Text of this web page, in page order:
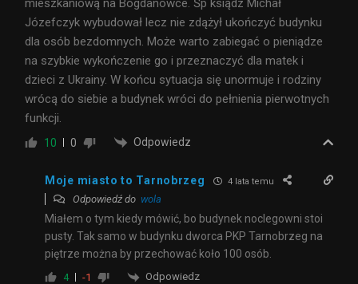
mieszkaniową na Bogdanówce. Śp ksiądz Michał
Józefczyk wybudował lecz nie zdążył ukończyć budynku
dla osób bezdomnych. Może warto zabiegać o pieniądze
na szybkie wykończenie go i przeznaczyć dla matek i
dzieci z Ukrainy. W końcu sytuacja się unormuje i rodziny
wrócą do siebie a budynek wróci do pełnienia pierwotnych
funkcji.
10 0 Odpowiedz
Moje miasto to Tarnobrzeg 4 lata temu
Odpowiedź do wola
Miałem o tym kiedy mówić, bo budynek noclegowni stoi
pusty. Tak samo w budynku dworca PKP Tarnobrzeg na
piętrze można by przechować koło 100 osób.
4 -1 Odpowiedz